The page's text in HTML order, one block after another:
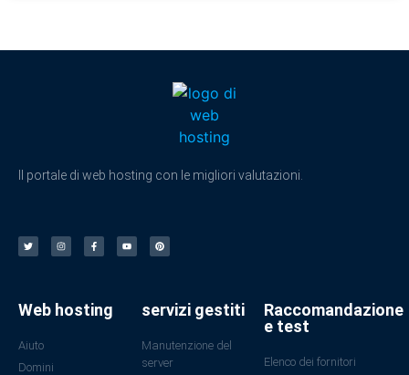
Il portale di web hosting con le migliori valutazioni.
Web hosting
Aiuto
Domini
servizi gestiti
Manutenzione del
server
Raccomandazione
e test
Elenco dei fornitori